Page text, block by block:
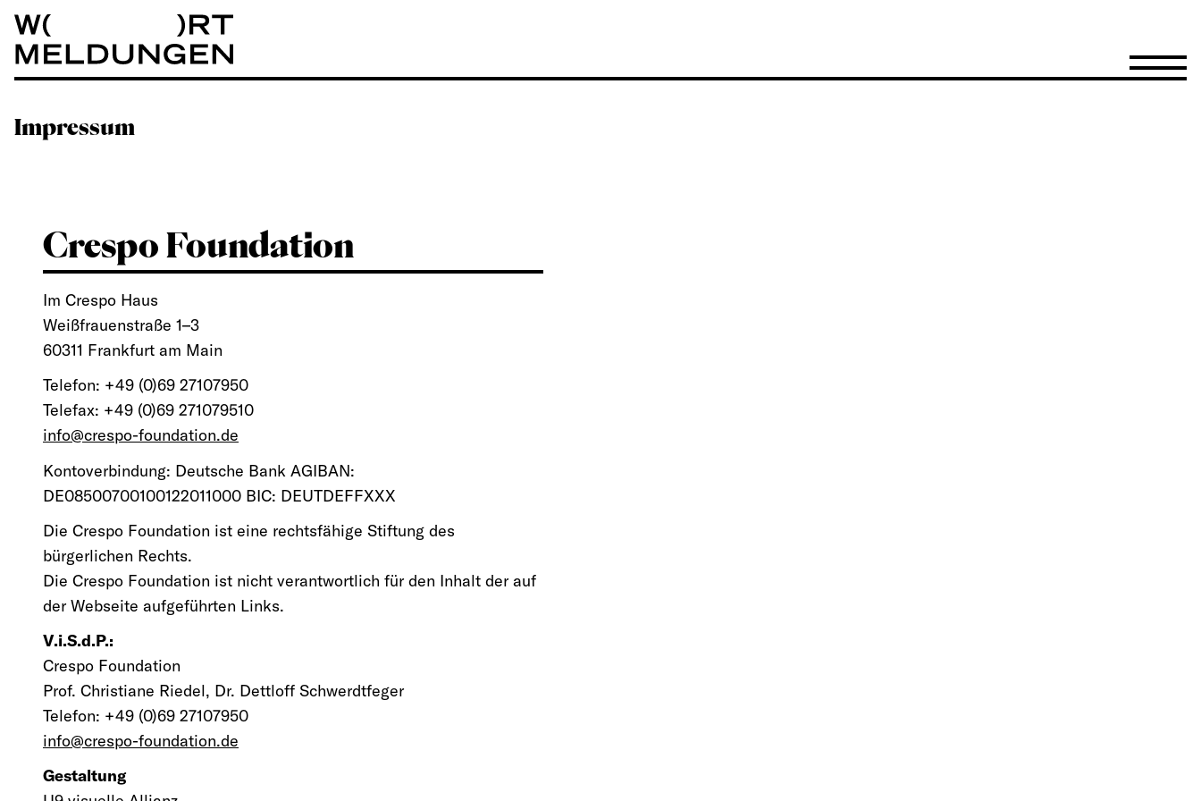
Wortmeldungen
Impressum
Crespo Foundation
Im Crespo Haus
Weißfrauenstraße 1–3
60311 Frankfurt am Main
Telefon: +49 (0)69 27107950
Telefax: +49 (0)69 271079510
info@crespo-foundation.de
Kontoverbindung: Deutsche Bank AGIBAN:
DE08500700100122011000 BIC: DEUTDEFFXXX
Die Crespo Foundation ist eine rechtsfähige Stiftung des
bürgerlichen Rechts.
Die Crespo Foundation ist nicht verantwortlich für den Inhalt der auf
der Webseite aufgeführten Links.
V.i.S.d.P.:
Crespo Foundation
Prof. Christiane Riedel, Dr. Dettloff Schwerdtfeger
Telefon: +49 (0)69 27107950
info@crespo-foundation.de
Gestaltung